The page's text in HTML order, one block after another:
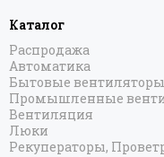
Каталог
Распродажа
Автоматика
Бытовые вентиляторы
Промышленные
Вентиляция
Люки
Рекуператоры,